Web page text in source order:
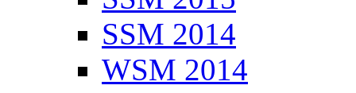
SSM 2014
WSM 2014